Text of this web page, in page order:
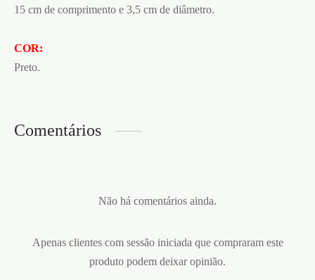
15 cm de comprimento e 3,5 cm de diâmetro.
COR:
Preto.
Comentários
Não há comentários ainda.
Apenas clientes com sessão iniciada que compraram este
produto podem deixar opinião.